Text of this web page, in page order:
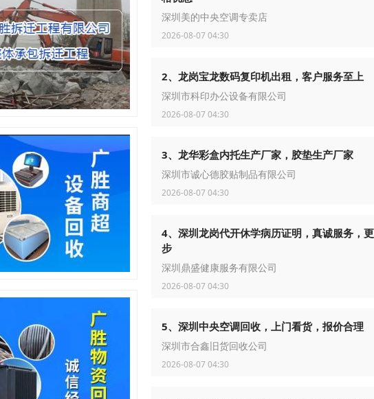
深圳美的中央空调专卖店
2026-08-07 04:30
2、龙岗宝龙数码复印机出租，客户服务至上
深圳市科印办公设备有限公司
2026-08-07 04:30
3、龙华彩盒内托生产厂家，胶垫生产厂家
深圳市诚心德胶贴制品有限公司
2026-08-07 04:30
4、深圳龙岗代开休学病历证明，真诚服务，
步
深圳鼎盛健康服务有限公司
2026-08-07 04:30
5、深圳中央空调回收，上门看货，报价合理
深圳市合鑫旧货回收公司
2026-08-07 04:30